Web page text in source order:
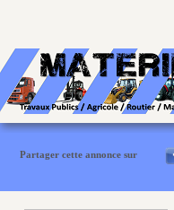
Partager cette annonce sur